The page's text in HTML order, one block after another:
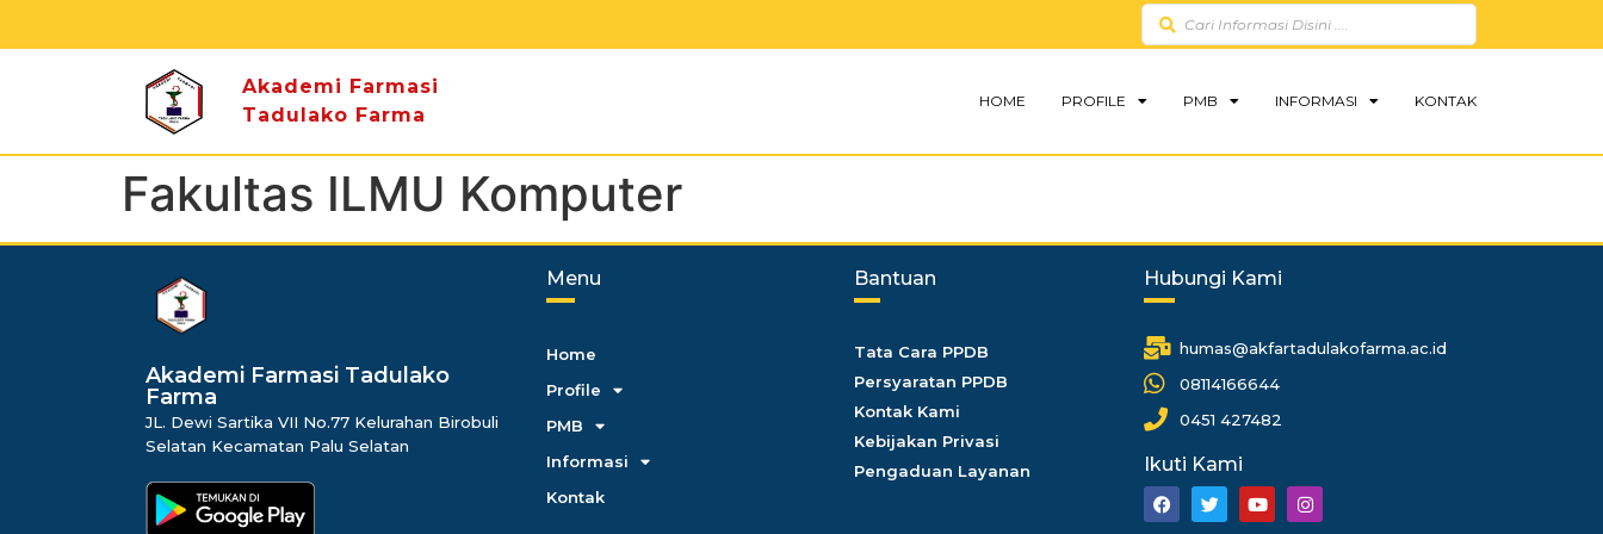
Akademi Farmasi
Tadulako Farma
HOME PROFILE PMB INFORMASI KONTAK
Fakultas ILMU Komputer
Akademi Farmasi Tadulako
Farma
JL. Dewi Sartika VII No.77 Kelurahan Birobuli
Selatan Kecamatan Palu Selatan
Menu
Home
Profile
PMB
Informasi
Kontak
Bantuan
Tata Cara PPDB
Persyaratan PPDB
Kontak Kami
Kebijakan Privasi
Pengaduan Layanan
Hubungi Kami
humas@akfartadulakofarma.ac.id
08114166644
0451 427482
Ikuti Kami